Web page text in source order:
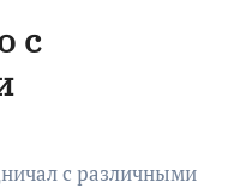
с
с различными